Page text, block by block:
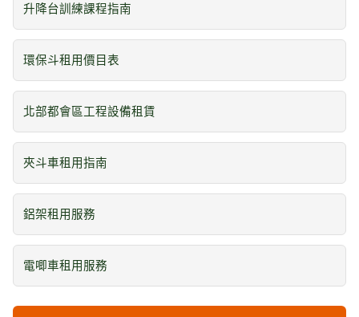
升降台訓練課程指南
環保斗租用價目表
北部都會區工程設備租賃
夾斗車租用指南
鋁架租用服務
電唧車租用服務